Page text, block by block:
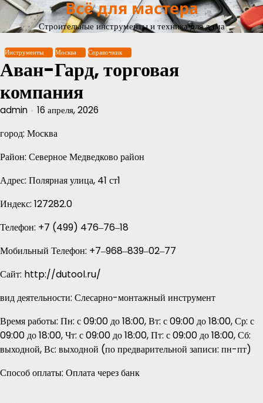
Перейти
содержимому
Всё для мастера
Строительные инструменты и техника для дома
Инструменты Москва Справочник
Аван-Гард, торговая
компания
admin 16 апреля, 2026
город: Москва
Район: Северное Медведково район
Адрес: Полярная улица, 41 ст1
Индекс: 127282.0
Телефон: +7 (499) 476‒76‒18
Мобильный Телефон: +7‒968‒839‒02‒77
Сайт: http://dutool.ru/
вид деятельности: Слесарно-монтажный инструмент
Время работы: Пн: с 09:00 до 18:00, Вт: с 09:00 до 18:00, Ср: с
09:00 до 18:00, Чт: с 09:00 до 18:00, Пт: с 09:00 до 18:00, Сб:
выходной, Вс: выходной (по предварительной записи: пн-пт)
Способ оплаты: Оплата через банк